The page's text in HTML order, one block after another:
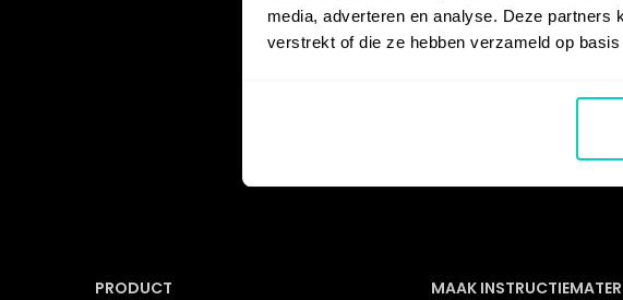
media, adverteren en analyse. Deze partners
verstrekt of die ze hebben verzameld op
PRODUCT
MAAK